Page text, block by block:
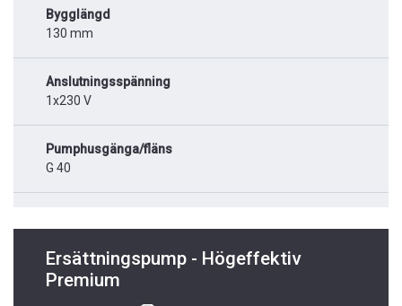
Bygglängd
130 mm
Anslutningsspänning
1x230 V
Pumphusgänga/fläns
G 40
Ersättningspump - Högeffektiv
Premium